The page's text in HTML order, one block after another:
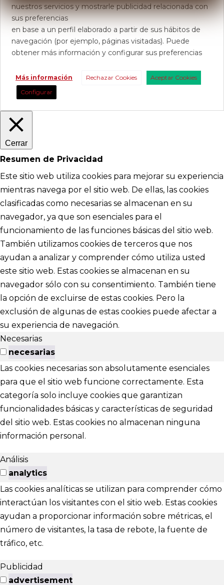
nuestros servicios y mostrarle publicidad relacionada con
sus preferencias
en base a un perfil elaborado a partir de sus hábitos de
navegación (por ejemplo, páginas visitadas). Puede
obtener más información y configurar sus preferencias
Más información Rechazar Cookies
Aceptar Cookies
Configurar
Cerrar
Resumen de Privacidad
Este sitio web utiliza cookies para mejorar su experiencia
mientras navega por el sitio web. De ellas, las cookies
clasificadas como necesarias se almacenan en su
navegador, ya que son esenciales para el
funcionamiento de las funciones básicas del sitio web.
También utilizamos cookies de terceros que nos
ayudan a analizar y comprender cómo utiliza usted
este sitio web. Estas cookies se almacenan en su
navegador sólo con su consentimiento. También tiene
la opción de excluirse de estas cookies. Pero la
exclusión de algunas de estas cookies puede afectar a
su experiencia de navegación.
Necesarias
necesarias
Las cookies necesarias son absolutamente esenciales
para que el sitio web funcione correctamente. Esta
categoría solo incluye cookies que garantizan
funcionalidades básicas y características de seguridad
del sitio web. Estas cookies no almacenan ninguna
información personal.
Análisis
analytics
Las cookies analíticas se utilizan para comprender cómo
interactúan los visitantes con el sitio web. Estas cookies
ayudan a proporcionar información sobre métricas, el
número de visitantes, la tasa de rebote, la fuente de
tráfico, etc.
Publicidad
advertisement